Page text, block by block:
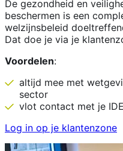
De gezondheid en
beschermen is een
welzijnsbeleid
Dat doe je via je
Voordelen:
altijd mee met
sector
vlot contact met je
Log in op je klantenzone